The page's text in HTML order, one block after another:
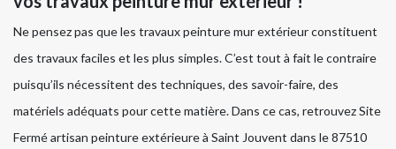
Ne pensez pas que les travaux peinture mur extérieur constituent
des travaux faciles et les plus simples. C’est tout à fait le contraire
puisqu’ils nécessitent des techniques, des savoir-faire, des
matériels adéquats pour cette matière. Dans ce cas, retrouvez Site
Fermé artisan peinture extérieure à Saint Jouvent dans le 87510